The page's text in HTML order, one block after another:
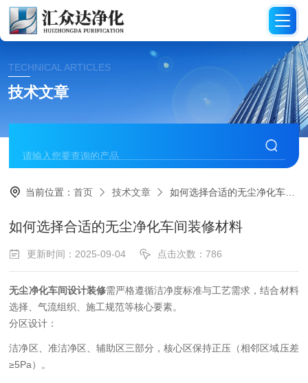
TECHNICAL ARTICLES
技术文章
当前位置：首页 技术文章 如何选择合适的无尘净化车间装修材料
如何选择合适的无尘净化车间装修材料
更新时间：2025-09-04 点击次数：786
无尘净化车间设计装修需严格遵循洁净度标准与工艺需求，结合材料
选择、气流组织、施工规范等核心要素。
‌分区设计‌：
洁净区、准洁净区、辅助区三部分，核心区保持正压（相邻区域压差
≥5Pa）。